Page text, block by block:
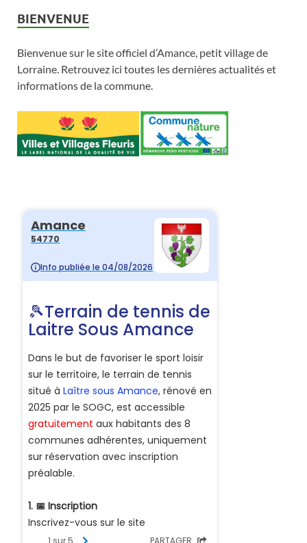
BIENVENUE
Bienvenue sur le site officiel d’Amance, petit village de
Lorraine. Retrouvez ici toutes les dernières actualités et
informations de la commune.